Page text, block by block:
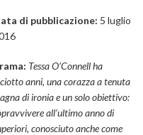
di pubblicazione: 5 luglio
Tessa O’Connell ha
anni, una corazza a tenuta
di ironia e un solo obiettivo:
all’ultimo anno di
conosciuto anche come